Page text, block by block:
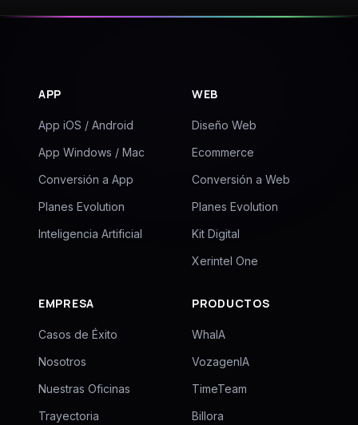
APP
App iOS / Android
App Windows / Mac
Conversión a App
Planes Evolution
Inteligencia Artificial
WEB
Diseño Web
Ecommerce
Conversión a Web
Planes Evolution
Kit Digital
Xerintel One
EMPRESA
Casos de Éxito
Nosotros
Nuestras Oficinas
Trayectoria
PRODUCTOS
WhaIA
VozagenIA
TimeTeam
Billora